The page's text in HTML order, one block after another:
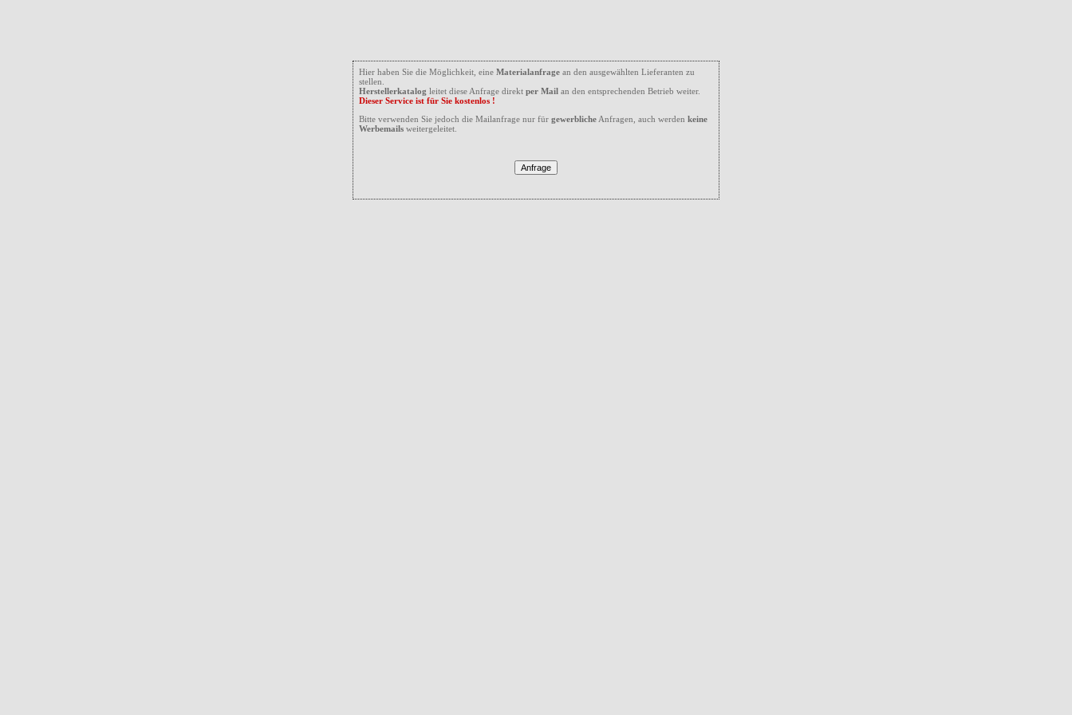
Hier haben Sie die Möglichkeit, eine Materialanfrage an den ausgewählten Lieferanten zu
stellen.
Herstellerkatalog leitet diese Anfrage direkt per Mail an den entsprechenden Betrieb weiter.
Dieser Service ist für Sie kostenlos !
Bitte verwenden Sie jedoch die Mailanfrage nur für gewerbliche Anfragen, auch werden keine
Werbemails weitergeleitet.